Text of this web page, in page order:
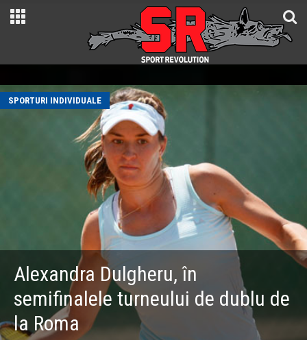
SPORTURI INDIVIDUALE
Alexandra Dulgheru, în
semifinalele turneului de dublu de
la Roma